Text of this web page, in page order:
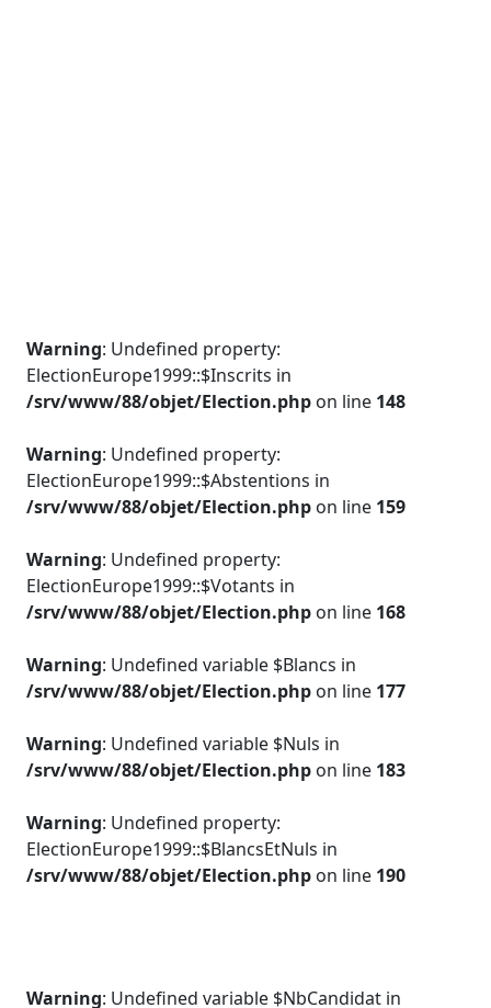
Warning: Undefined property:
ElectionEurope1999::$Inscrits in
/srv/www/88/objet/Election.php on line 148
Warning: Undefined property:
ElectionEurope1999::$Abstentions in
/srv/www/88/objet/Election.php on line 159
Warning: Undefined property:
ElectionEurope1999::$Votants in
/srv/www/88/objet/Election.php on line 168
Warning: Undefined variable $Blancs in
/srv/www/88/objet/Election.php on line 177
Warning: Undefined variable $Nuls in
/srv/www/88/objet/Election.php on line 183
Warning: Undefined property:
ElectionEurope1999::$BlancsEtNuls in
/srv/www/88/objet/Election.php on line 190
Warning: Undefined variable $NbCandidat in